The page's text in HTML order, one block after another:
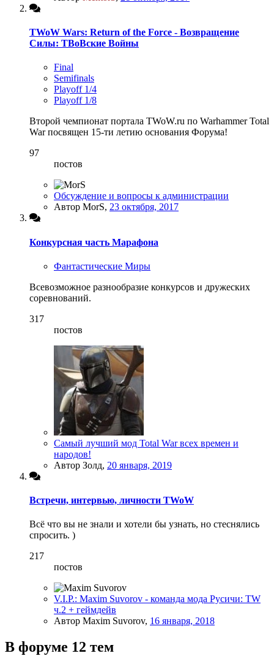
TWoW Wars: Return of the Force - Возвращение
Силы: ТВоВские Войны
Final
Semifinals
Playoff 1/4
Playoff 1/8
Второй чемпионат портала TWoW.ru по Warhammer Total
War посвящен 15-ти летию основания Форума!
97
постов
Обсуждение и вопросы к администрации
Автор MorS, 23 октября, 2017
Конкурсная часть Марафона
Фантастические Миры
Всевозможное разнообразие конкурсов и дружеских
соревнований.
317
постов
Самый лучший мод Total War всех времен и
народов!
Автор Золд, 20 января, 2019
Встречи, интервью, личности TWoW
Всё что вы не знали и хотели бы узнать, но стеснялись
спросить. )
217
постов
V.I.P.: Maxim Suvorov - команда мода Русичи: TW
ч.2 + геймдейв
Автор Maxim Suvorov, 16 января, 2018
В форуме 12 тем